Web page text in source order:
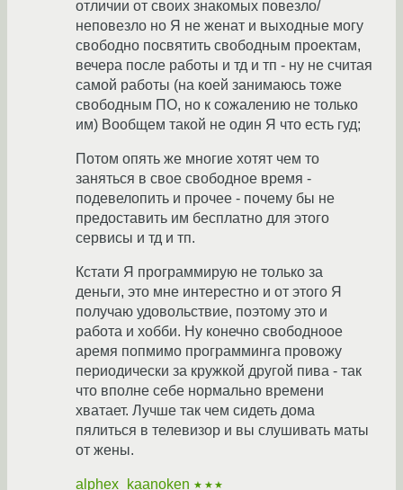
отличии от своих знакомых повезло/
неповезло но Я не женат и выходные могу
свободно посвятить свободным проектам,
вечера после работы и тд и тп - ну не считая
самой работы (на коей занимаюсь тоже
свободным ПО, но к сожалению не только
им) Вообщем такой не один Я что есть гуд;
Потом опять же многие хотят чем то
заняться в свое свободное время -
подевелопить и прочее - почему бы не
предоставить им бесплатно для этого
сервисы и тд и тп.
Кстати Я программирую не только за
деньги, это мне интерестно и от этого Я
получаю удовольствие, поэтому это и
работа и хобби. Ну конечно свободноое
аремя попмимо программинга провожу
периодически за кружкой другой пива - так
что вполне себе нормально времени
хватает. Лучше так чем сидеть дома
пялиться в телевизор и вы слушивать маты
от жены.
alphex_kaanoken ★★★